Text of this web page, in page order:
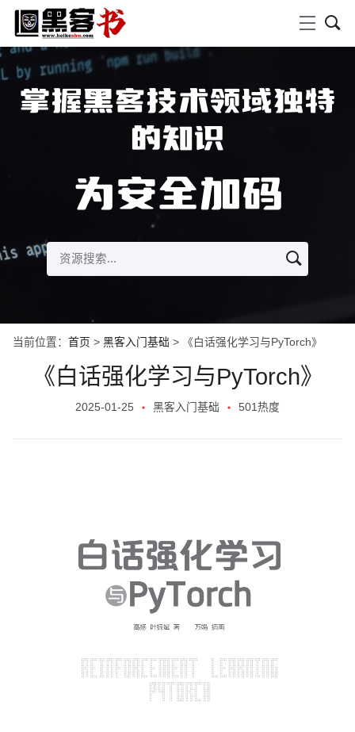
掌握黑客技术领域独特
的知识
为安全加码
当前位置： 首页 > 黑客入门基础 > 《白话强化学习与PyTorch》
《白话强化学习与PyTorch》
2025-01-25 黑客入门基础 501热度